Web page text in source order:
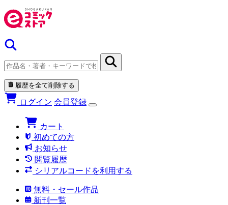
履歴を全て削除する
ログイン 会員登録
カート
初めての方
お知らせ
閲覧履歴
シリアルコードを利用する
無料・セール作品
新刊一覧